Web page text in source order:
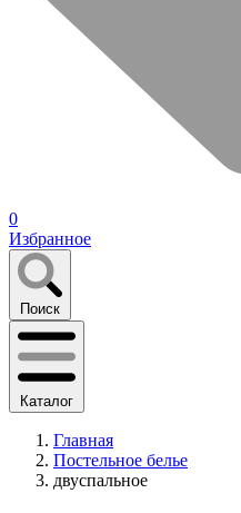
0
Избранное
Поиск
Каталог
Главная
Постельное белье
двуспальное